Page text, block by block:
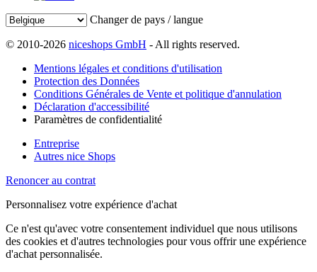
Changer de pays / langue
© 2010-2026 niceshops GmbH - All rights reserved.
Mentions légales et conditions d'utilisation
Protection des Données
Conditions Générales de Vente et politique d'annulation
Déclaration d'accessibilité
Paramètres de confidentialité
Entreprise
Autres nice Shops
Renoncer au contrat
Personnalisez votre expérience d'achat
Ce n'est qu'avec votre consentement individuel que nous utilisons
des cookies et d'autres technologies pour vous offrir une expérience
d'achat personnalisée.